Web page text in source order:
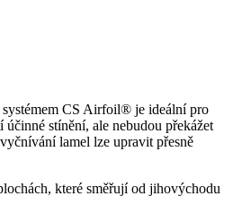
CS Airfoil® je ideální pro
stínění, ale nebudou překážet
lamel lze upravit přesně
které směřují od jihovýchodu